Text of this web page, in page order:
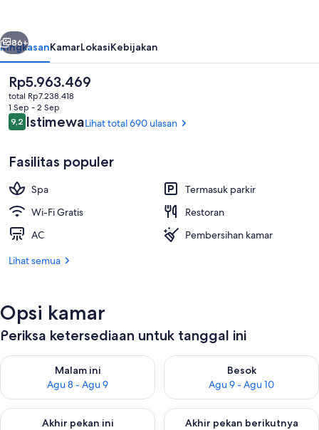
Resort
Pemandangan dari properti
Berikutnya
86+
RingkasanKamarLokasiKebijakan
Harga
saat
ini
Rp5.963.469
Rp5.963.469
total Rp7.238.418
1 Sep - 2 Sep
Ulasan
9,29,2 dari 10
IstimewaLihat total 690 ulasan
Fasilitas populer
Spa
Termasuk parkir
Wi-Fi Gratis
Restoran
AC
Pembersihan kamar
Lihat semua
Opsi kamar
Periksa ketersediaan untuk tanggal ini
Malam ini
Agu 8 - Agu 9
Periksa ketersediaan untuk malam ini Agu 8 - Agu 9
Besok
Agu 9 - Agu 10
Periksa ketersediaan untuk
Akhir pekan ini
Periksa ketersediaan untuk akhir pekan ini Agu 14 - Agu 16
Akhir pekan berikutnya
Periksa ketersediaan untuk